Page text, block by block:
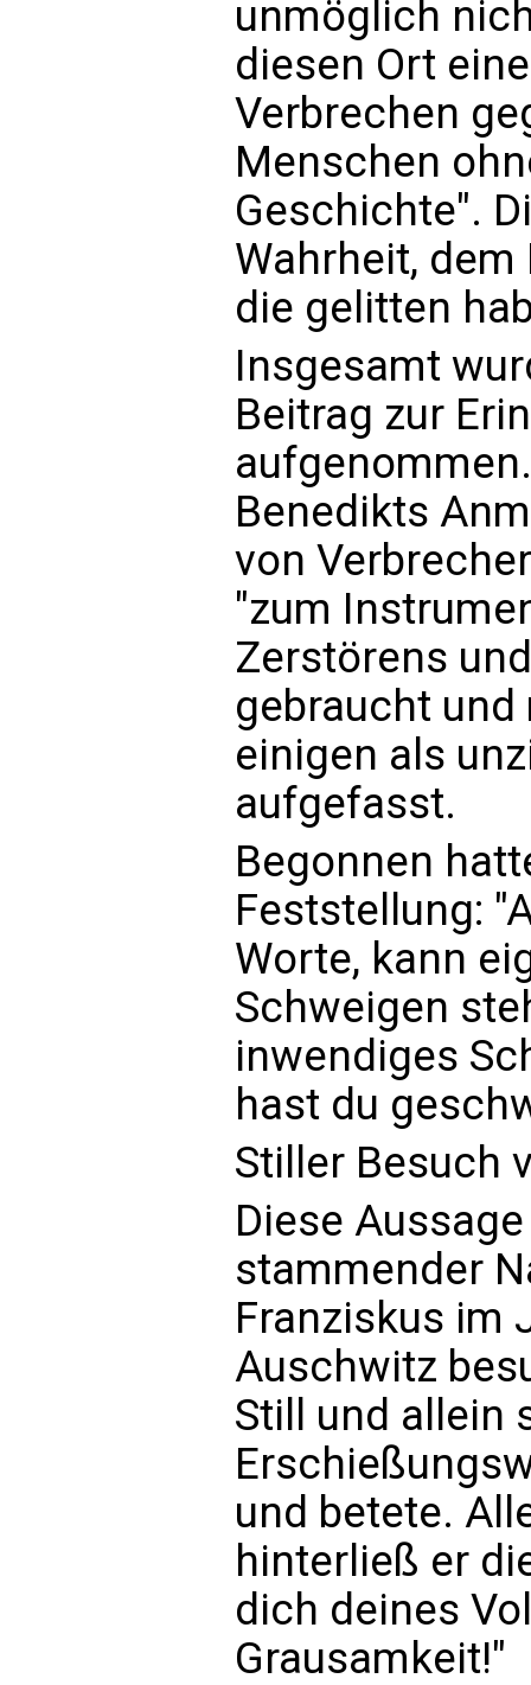
unmöglich
diesen Ort
Verbrechen
Menschen
Geschichte".
Wahrheit, dem
die gelitten
Insgesamt
Beitrag zur
Benedikts
von
"zum
Zerstörens
gebraucht und
einigen als
aufgefasst.
Begonnen
Feststellung:
Worte, kann
Schweigen
inwendiges
hast du
Stiller Besuch
Diese
stammender
Franziskus im
Auschwitz
Still und allein
und betete.
hinterließ er
dich deines
Grausamkeit!"